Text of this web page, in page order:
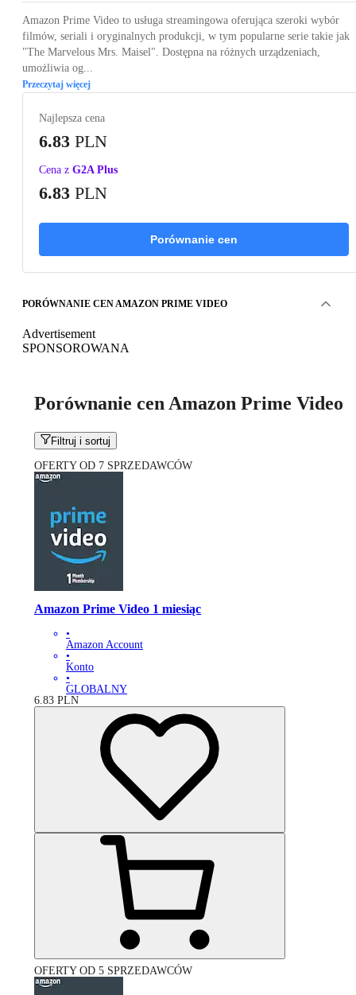
Amazon Prime Video to usługa streamingowa oferująca szeroki wybór
filmów, seriali i oryginalnych produkcji, w tym popularne serie takie jak
"The Marvelous Mrs. Maisel". Dostępna na różnych urządzeniach,
umożliwia og...
Przeczytaj więcej
Najlepsza cena
6.83 PLN
Cena z G2A Plus
6.83 PLN
Porównanie cen
PORÓWNANIE CEN AMAZON PRIME VIDEO
Advertisement
SPONSOROWANA
Porównanie cen Amazon Prime Video
Filtruj i sortuj
OFERTY OD 7 SPRZEDAWCÓW
Amazon Prime Video 1 miesiąc
•
Amazon Account
•
Konto
•
GLOBALNY
6.83 PLN
OFERTY OD 5 SPRZEDAWCÓW